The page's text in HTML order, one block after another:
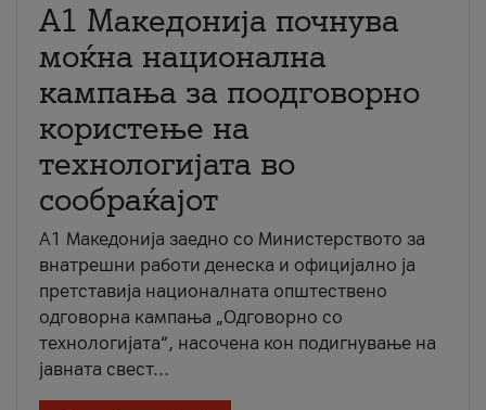
A1 Македонија почнува
моќна национална
кампања за поодговорно
користење на
технологијата во
сообраќајот
A1 Македонија заедно со Министерството за
внатрешни работи денеска и официјално ја
претставија националната општествено
одговорна кампања „Одговорно со
технологијата“, насочена кон подигнување на
јавната свест...